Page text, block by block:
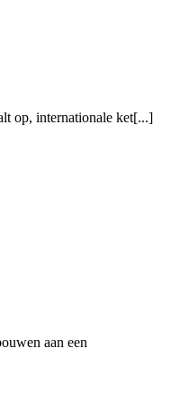
op, internationale ket[...]
aan een